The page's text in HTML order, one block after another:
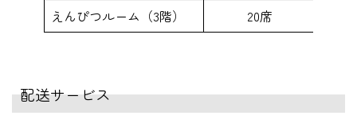
えんぴつルーム（3階） 20席
配送サービス